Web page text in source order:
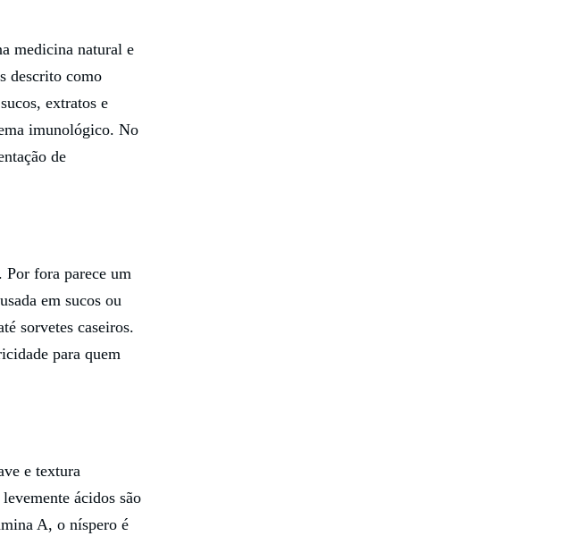
medicina natural e
descrito como
extratos e
imunológico. No
de
fora parece um
em sucos ou
sorvetes caseiros.
para quem
e textura
ácidos são
A, o níspero é